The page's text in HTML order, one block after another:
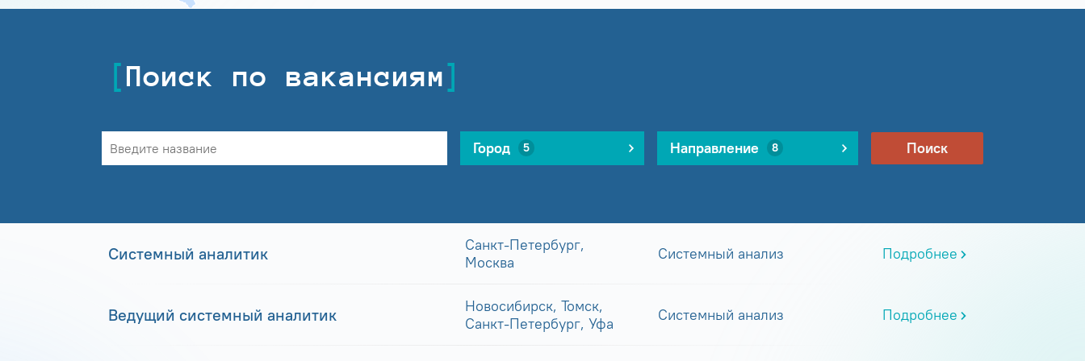
Поиск по вакансиям
Город 5 Направление 8 Поиск
Системный аналитик
Санкт-Петербург,
Москва
Системный анализ Подробнее
Ведущий системный аналитик
Новосибирск, Томск,
Санкт-Петербург, Уфа
Системный анализ Подробнее